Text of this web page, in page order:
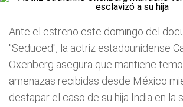
Ante el estreno este domingo del
"Seduced", la actriz estadounidense
Oxenberg asegura que mantiene
amenazas recibidas desde México
destapar el caso de su hija India en la